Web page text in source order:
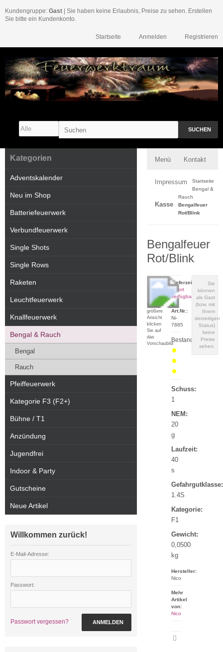
Kundengruppe: Gast | Sie haben keine Erlaubnis, Preise zu sehen. Erstellen
Sie bitte ein Kundenkonto.
Registrieren
Anmelden
Startseite
SUCHEN
Menü Kontakt
Impressum
Kasse
Startseite
Bengal &
Rauch
Bengalfeuer
Rot/Blink
Bengalfeuer
Rot/Blink
Für eine
größere
Ansicht
klicken
Sie auf
das
Vorschaubild
Sie
können
als Gast
(bzw. mit
Ihrem
derzeitigen
Status)
keine
Preise
sehen.
Lieferzeit:
sofort
verfügbar
Art.Nr.:
Ni-
7885
Bestand:
Schuss:
1
NEM:
20
g
Laufzeit:
40
s
Gefahrgutklasse:
1.4S
Kategorie:
F1
Gewicht:
0,0500
kg
Hersteller:
Nico
Mehr
Artikel
von:
Nico
Kategorien
Adventskalender
Neu im Shop
Batteriefeuerwerk
Verbundfeuerwerk
Single Shots
Single Rows
Raketen
Leuchtfeuerwerk
Knallfeuerwerk
Bengal & Rauch
Bengal
Rauch
Pfeiffeuerwerk
Kategorie F3 (F2+)
Bühne / T1
Anzündung
Jugendfrei
Indoor & Party
Gutscheine
Neue Artikel
Willkommen zurück!
E-Mail-Adresse:
Passwort:
Passwort vergessen? ANMELDEN